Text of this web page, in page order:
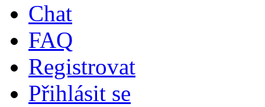
Chat
FAQ
Registrovat
Přihlásit se